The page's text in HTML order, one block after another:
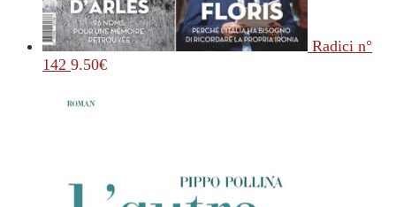
Radici n°
142 9.50€